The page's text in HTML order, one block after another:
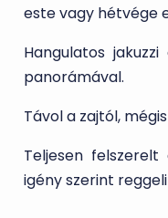
este vagy hétvége
Hangulatos
panorámával.
Távol a zajtól,
Teljesen
igény szerint